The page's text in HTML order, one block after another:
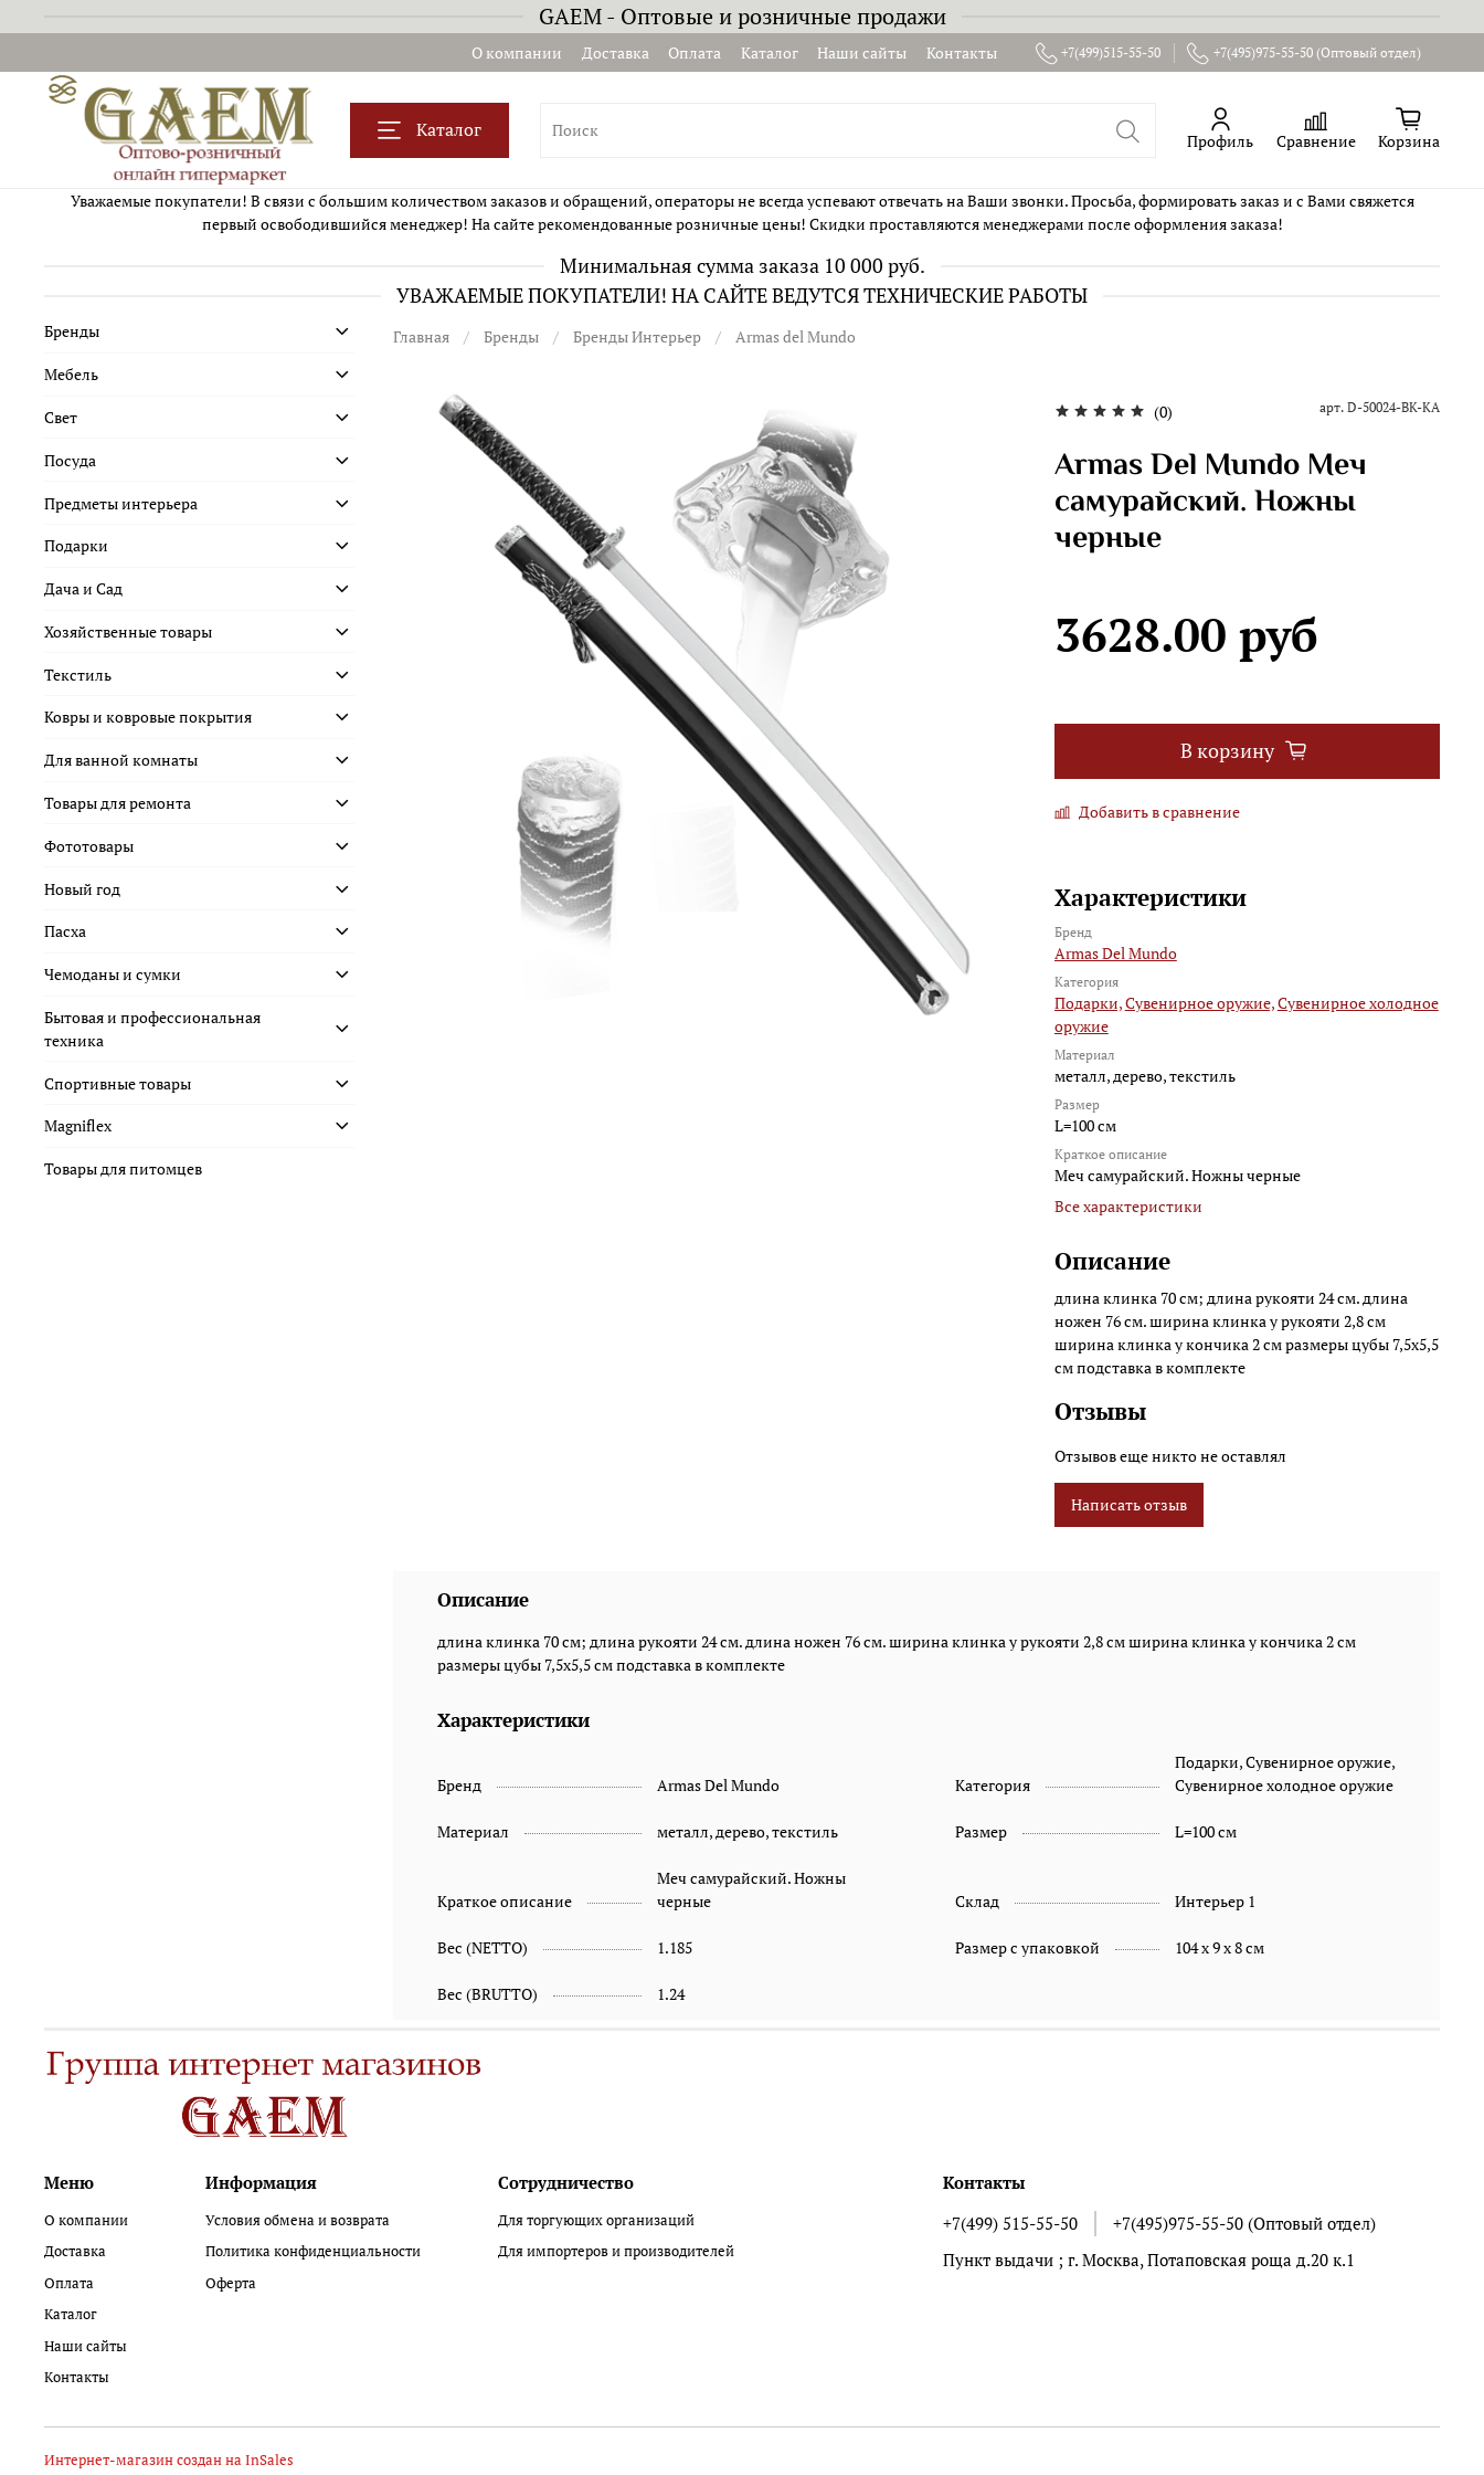
GAEM - Оптовые и розничные продажи
О компании Доставка Оплата Каталог Наши сайты Контакты +7(499)515-55-50 +7(495)975-55-50 (Оптовый отдел)
Каталог Профиль Сравнение Корзина
Уважаемые покупатели! В связи с большим количеством заказов и обращений, операторы не всегда успевают отвечать на Ваши звонки. Просьба, формировать заказ и с Вами свяжется
первый освободившийся менеджер! На сайте рекомендованные розничные цены! Скидки проставляются менеджерами после оформления заказа!
Минимальная сумма заказа 10 000 руб.
УВАЖАЕМЫЕ ПОКУПАТЕЛИ! НА САЙТЕ ВЕДУТСЯ ТЕХНИЧЕСКИЕ РАБОТЫ
Главная Бренды Бренды Интерьер Armas del Mundo
(0) арт. D-50024-BK-KA
Armas Del Mundo Меч
самурайский. Ножны
черные
3628.00 руб
В корзину
Добавить в сравнение
Характеристики
Бренд
Armas Del Mundo
Категория
Подарки,Сувенирное оружие,Сувенирное холодное
оружие
Материал
металл, дерево, текстиль
Размер
L=100 см
Краткое описание
Меч самурайский. Ножны черные
Все характеристики
Описание
длина клинка 70 см; длина рукояти 24 см. длина
ножен 76 см. ширина клинка у рукояти 2,8 см
ширина клинка у кончика 2 см размеры цубы 7,5х5,5
см подставка в комплекте
Отзывы
Отзывов еще никто не оставлял
Написать отзыв
Описание
длина клинка 70 см; длина рукояти 24 см. длина ножен 76 см. ширина клинка у рукояти 2,8 см ширина клинка у кончика 2 см
размеры цубы 7,5х5,5 см подставка в комплекте
Характеристики
Бренд Armas Del Mundo Категория
Подарки, Сувенирное оружие,
Сувенирное холодное оружие
Материал металл, дерево, текстиль Размер L=100 см
Краткое описание
Меч самурайский. Ножны
черные
Склад Интерьер 1
Вес (NETTO) 1.185 Размер с упаковкой 104 х 9 х 8 см
Вес (BRUTTO) 1.24
Бренды
Мебель
Свет
Посуда
Предметы интерьера
Подарки
Дача и Сад
Хозяйственные товары
Текстиль
Ковры и ковровые покрытия
Для ванной комнаты
Товары для ремонта
Фототовары
Новый год
Пасха
Чемоданы и сумки
Бытовая и профессиональная
техника
Спортивные товары
Magniflex
Товары для питомцев
Меню
О компании
Доставка
Оплата
Каталог
Наши сайты
Контакты
Информация
Условия обмена и возврата
Политика конфиденциальности
Оферта
Сотрудничество
Для торгующих организаций
Для импортеров и производителей
Контакты
+7(499) 515-55-50
+7(495)975-55-50 (Оптовый отдел)
Пункт выдачи ; г. Москва, Потаповская роща д.20 к.1
Интернет-магазин создан на InSales